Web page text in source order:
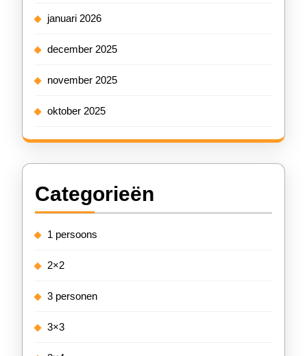
januari 2026
december 2025
november 2025
oktober 2025
Categorieën
1 persoons
2×2
3 personen
3×3